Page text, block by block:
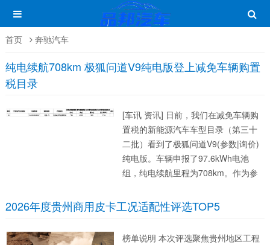
首页 奔驰汽车
纯电续航708km 极狐问道V9纯电版登上减免车辆购置
税目录
[车讯 资讯] 日前，我们在减免车辆购
置税的新能源汽车车型目录（第三十
二批）看到了极狐问道V9(参数|询价)
纯电版。车辆申报了97.6kWh电池
组，纯电续航里程为708km。作为参
型，均采用增程动力，上市指导价区
间为21.48-26.98万元。...
2026年度贵州商用皮卡工况适配性评选TOP5
榜单说明 本次评选聚焦贵州地区工程